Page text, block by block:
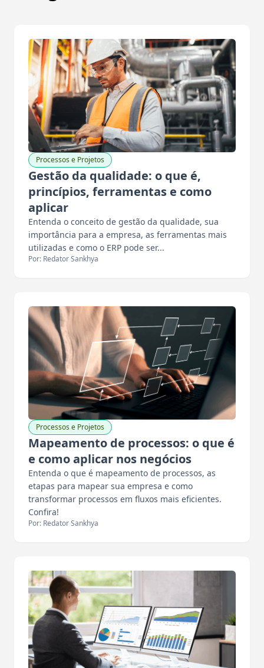
Processos e Projetos
Gestão da qualidade: o que é,
princípios, ferramentas e como
aplicar
Entenda o conceito de gestão da qualidade, sua
importância para a empresa, as ferramentas mais
utilizadas e como o ERP pode ser...
Por: Redator Sankhya
Processos e Projetos
Mapeamento de processos: o que é
e como aplicar nos negócios
Entenda o que é mapeamento de processos, as
etapas para mapear sua empresa e como
transformar processos em fluxos mais eficientes.
Confira!
Por: Redator Sankhya